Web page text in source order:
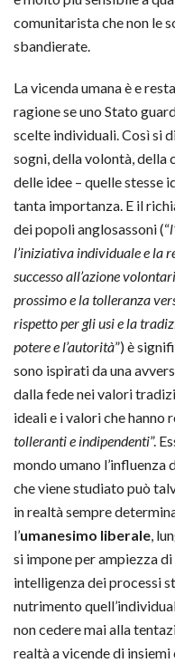
comunitarista che non le
sbandierate.
La vicenda umana è e
ragione se uno Stato
scelte individuali. Così si
sogni, della volontà, della
delle idee – quelle stesse
tanta importanza. E il
dei popoli anglosassoni (“
l’iniziativa individuale e la
successo all’azione
prossimo e la tolleranza
rispetto per gli usi e la
potere e l’autorità”) è
sono ispirati da una
dalla fede nei valori
ideali e i valori che hanno
tolleranti e indipendenti”.
mondo umano l’influenza
che viene studiato può
in realtà sempre
l’umanesimo liberale,
si impone per ampiezza
intelligenza dei processi
nutrimento
non cedere mai alla
realtà a vicende di insiemi